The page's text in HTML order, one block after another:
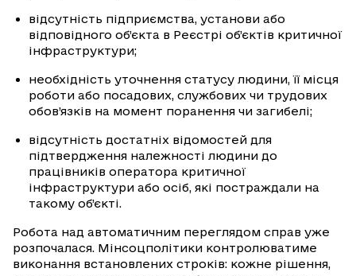
відсутність підприємства, установи або
відповідного об’єкта в Реєстрі об’єктів критичної
інфраструктури;
необхідність уточнення статусу людини, її місця
роботи або посадових, службових чи трудових
обов’язків на момент поранення чи загибелі;
відсутність достатніх відомостей для
підтвердження належності людини до
працівників оператора критичної
інфраструктури або осіб, які постраждали на
такому об’єкті.
Робота над автоматичним переглядом справ уже
розпочалася. Мінсоцполітики контролюватиме
виконання встановлених строків: кожне рішення,